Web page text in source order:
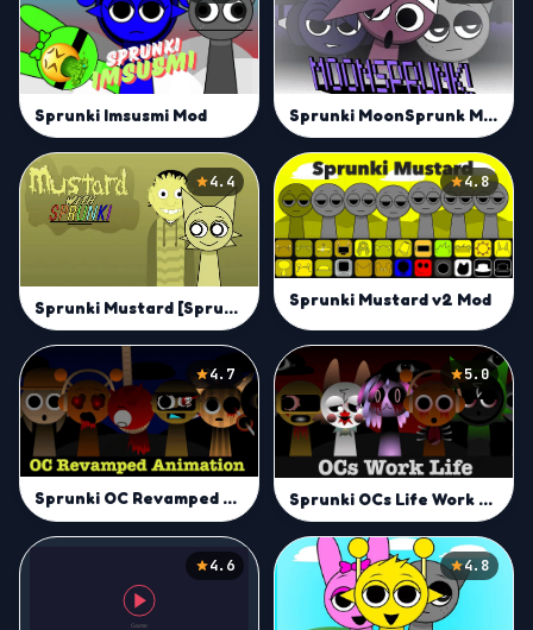
Sprunki Imsusmi Mod Sprunki MoonSprunk Mod
4.4
Sprunki Mustard [Sprunkstard] Mod
4.8
Sprunki Mustard v2 Mod
4.7
Sprunki OC Revamped Mod
5.0
Sprunki OCs Life Work Mod
4.6 4.8